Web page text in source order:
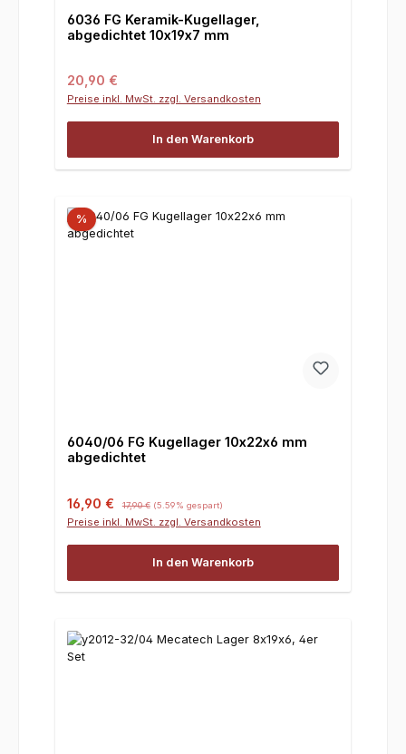
6036 FG Keramik-Kugellager,
abgedichtet 10x19x7 mm
Regulärer Preis:
20,90 €
Preise inkl. MwSt. zzgl. Versandkosten
In den Warenkorb
%
6040/06 FG Kugellager 10x22x6 mm
abgedichtet
Verkaufspreis:
16,90 € 17,90 € (5.59% gespart)
Preise inkl. MwSt. zzgl. Versandkosten
In den Warenkorb